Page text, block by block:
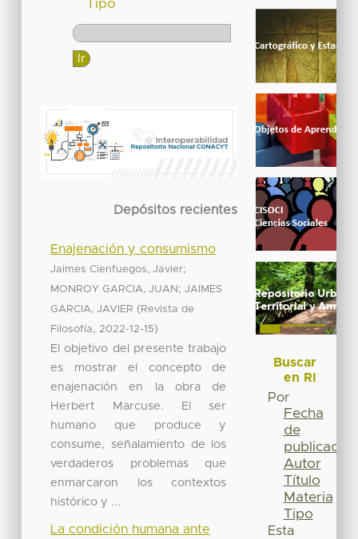
Tipo
Depósitos recientes
Enajenación y consumismo
Jaimes Cienfuegos, Javier;
MONROY GARCIA, JUAN ;JAIMES
GARCIA, JAVIER ( Revista de
Filosofía,2022-12-15)
El objetivo del presente trabajo
es mostrar el concepto de
enajenación en la obra de
Herbert Marcuse. El ser
humano que produce y
consume, señalamiento de los
verdaderos problemas que
enmarcaron los contextos
histórico y ...
La condición humana ante
Buscar
en RI
Por
Fecha
de
publicación
Autor
Título
Materia
Tipo
Esta